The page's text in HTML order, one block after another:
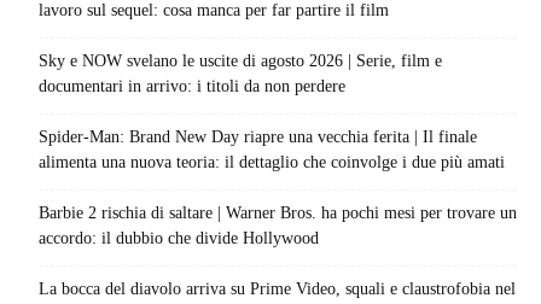
lavoro sul sequel: cosa manca per far partire il film
Sky e NOW svelano le uscite di agosto 2026 | Serie, film e
documentari in arrivo: i titoli da non perdere
Spider-Man: Brand New Day riapre una vecchia ferita | Il finale
alimenta una nuova teoria: il dettaglio che coinvolge i due più amati
Barbie 2 rischia di saltare | Warner Bros. ha pochi mesi per trovare un
accordo: il dubbio che divide Hollywood
La bocca del diavolo arriva su Prime Video, squali e claustrofobia nel